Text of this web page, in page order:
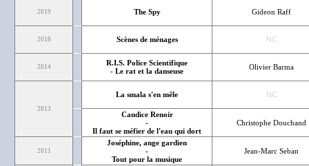
2019 The Spy Gideon Raff
2018 Scènes de ménages NC
2014
R.I.S. Police Scientifique
- Le rat et la danseuse
Olivier Barma
2013
La smala s'en mêle NC
Candice Renoir
-
Il faut se méfier de l'eau qui dort
Christophe Douchand
2011
Joséphine, ange gardien
-
Tout pour la musique
Jean-Marc Seban